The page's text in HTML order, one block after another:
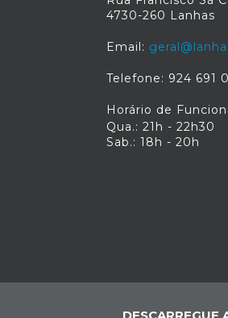
4730-260 Lanhas
Email:
Telefone: 924 691
Horário de
Qua.: 21h - 22h30
Sab.: 18h - 20h